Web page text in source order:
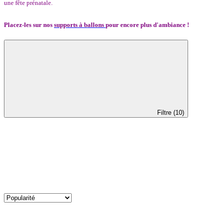
une fête prénatale.
Placez-les sur nos supports à ballons pour encore plus d'ambiance !
Filtre (10)